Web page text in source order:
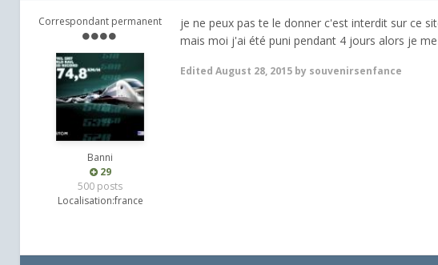
Correspondant permanent
Banni
29
500 posts
Localisation:france
je ne peux pas te le donner c'est interdit sur ce
mais moi j'ai été puni pendant 4 jours alors je me
Edited August 28, 2015 by souvenirsenfance